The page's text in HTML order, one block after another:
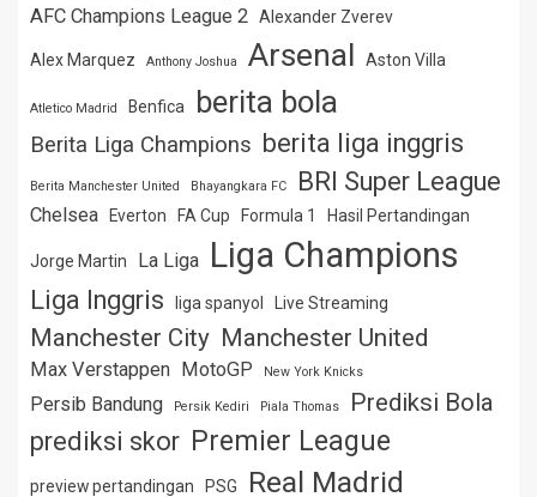
AFC Champions League 2 Alexander Zverev
Alex Marquez Anthony Joshua Arsenal Aston Villa
Atletico Madrid Benfica berita bola
Berita Liga Champions berita liga inggris
Berita Manchester United Bhayangkara FC BRI Super League
Chelsea Everton FA Cup Formula 1 Hasil Pertandingan
Jorge Martin La Liga Liga Champions
Liga Inggris liga spanyol Live Streaming
Manchester City Manchester United
Max Verstappen MotoGP New York Knicks
Persib Bandung Persik Kediri Piala Thomas Prediksi Bola
prediksi skor Premier League
preview pertandingan PSG Real Madrid